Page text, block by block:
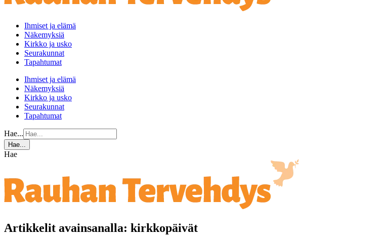
Ihmiset ja elämä
Näkemyksiä
Kirkko ja usko
Seurakunnat
Tapahtumat
Ihmiset ja elämä
Näkemyksiä
Kirkko ja usko
Seurakunnat
Tapahtumat
Hae...
Hae...
Hae
Artikkelit avainsanalla: kirkkopäivät